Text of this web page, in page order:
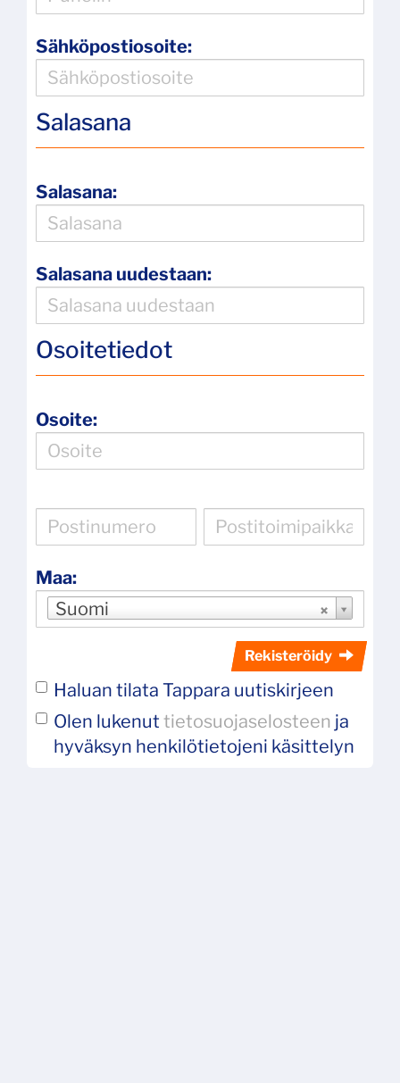
Sähköpostiosoite:
Salasana
Salasana:
Salasana uudestaan:
Osoitetiedot
Osoite:
Maa:
Suomi
Rekisteröidy
Haluan tilata Tappara uutiskirjeen
Olen lukenut tietosuojaselosteen ja
hyväksyn henkilötietojeni käsittelyn